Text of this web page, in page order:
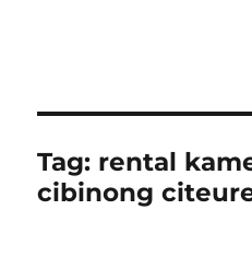
Tag: rental
cibinong